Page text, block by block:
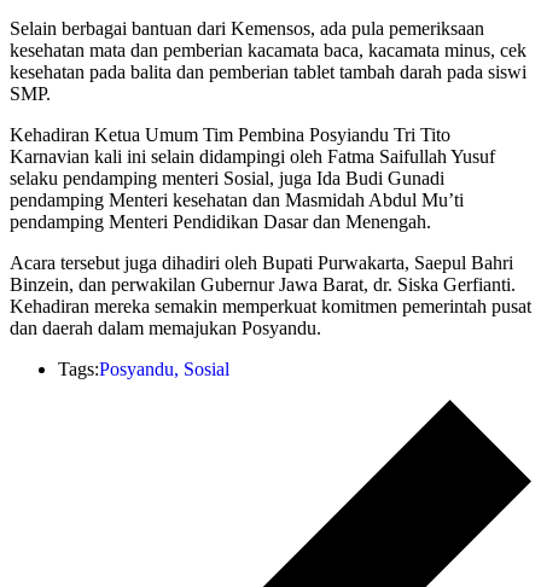
Selain berbagai bantuan dari Kemensos, ada pula pemeriksaan
kesehatan mata dan pemberian kacamata baca, kacamata minus, cek
kesehatan pada balita dan pemberian tablet tambah darah pada siswi
SMP.
Kehadiran Ketua Umum Tim Pembina Posyiandu Tri Tito
Karnavian kali ini selain didampingi oleh Fatma Saifullah Yusuf
selaku pendamping menteri Sosial, juga Ida Budi Gunadi
pendamping Menteri kesehatan dan Masmidah Abdul Mu’ti
pendamping Menteri Pendidikan Dasar dan Menengah.
Acara tersebut juga dihadiri oleh Bupati Purwakarta, Saepul Bahri
Binzein, dan perwakilan Gubernur Jawa Barat, dr. Siska Gerfianti.
Kehadiran mereka semakin memperkuat komitmen pemerintah pusat
dan daerah dalam memajukan Posyandu.
Tags:Posyandu, Sosial